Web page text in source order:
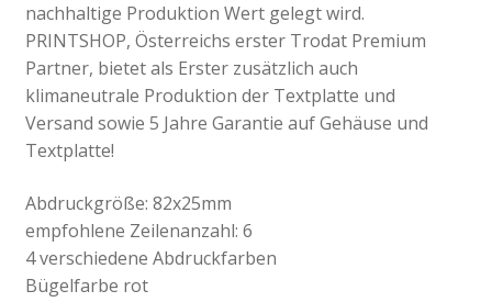
nachhaltige Produktion Wert gelegt wird.
PRINTSHOP, Österreichs erster Trodat Premium
Partner, bietet als Erster zusätzlich auch
klimaneutrale Produktion der Textplatte und
Versand sowie 5 Jahre Garantie auf Gehäuse und
Textplatte!
Abdruckgröße: 82x25mm
empfohlene Zeilenanzahl: 6
4 verschiedene Abdruckfarben
Bügelfarbe rot